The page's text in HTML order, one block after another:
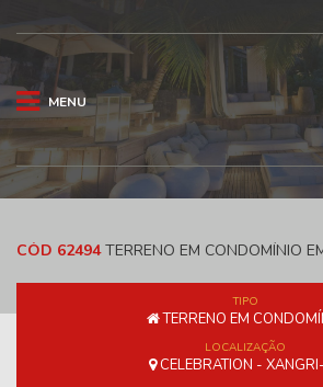
MENU
CÓD 62494TERRENO EM CONDOMÍNIO EM
TIPO
TERRENO EM
LOCALIZAÇÃO
CELEBRATION -